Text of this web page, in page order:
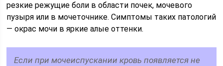
резкие режущие боли в области почек, мочевого
пузыря или в мочеточнике. Симптомы таких патологий
— окрас мочи в яркие алые оттенки.
Если при мочеиспускании кровь появляется не